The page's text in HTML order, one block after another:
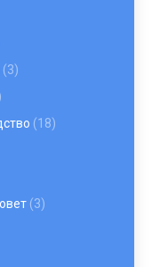
(3)
(18)
(3)